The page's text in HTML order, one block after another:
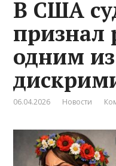
В США
признал
одним
06.04.2026 Новости